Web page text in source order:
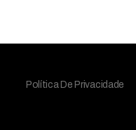
Política De Privacidade